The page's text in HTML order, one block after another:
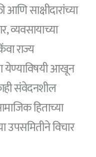
साक्षीदारांच्या
व्यवसायाच्या
राज्य
येण्याविषयी आखून
संवेदनशील
हिताच्या
उपसमितीने विचार